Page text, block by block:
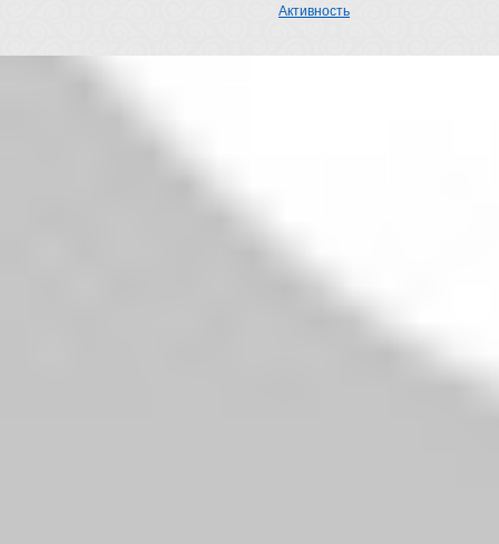
Активность